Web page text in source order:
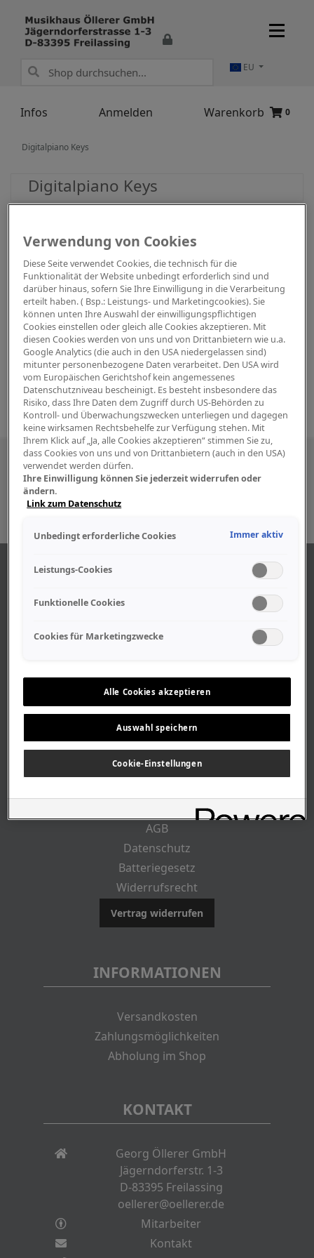
Infos Anmelden Warenkorb 0
EU
Digitalpiano Keys
Digitalpiano Keys
Besuchen Sie uns auch in den sozialen
Medien
Geschäftszeiten
Stellenangebote
Geschichte
RECHTLICHES
AGB
Datenschutz
Batteriegesetz
Widerrufsrecht
Vertrag widerrufen
INFORMATIONEN
Versandkosten
Zahlungsmöglichkeiten
Abholung im Shop
KONTAKT
Georg Öllerer GmbH
Jägerndorferstr. 1-3
D-83395 Freilassing
oellerer@oellerer.de
Mitarbeiter
Kontakt
Verwendung von Cookies
Diese Seite verwendet Cookies, die technisch für die
Funktionalität der Website unbedingt erforderlich sind und
darüber hinaus, sofern Sie Ihre Einwilligung in die Verarbeitung
erteilt haben. ( Bsp.: Leistungs- und Marketingcookies). Sie
können unten Ihre Auswahl der einwilligungspflichtigen
Cookies einstellen oder gleich alle Cookies akzeptieren. Mit
diesen Cookies werden von uns und von Drittanbietern wie u.a.
Google Analytics (die auch in den USA niedergelassen sind)
mitunter personenbezogene Daten verarbeitet. Den USA wird
vom Europäischen Gerichtshof kein angemessenes
Datenschutzniveau bescheinigt. Es besteht insbesondere das
Risiko, dass Ihre Daten dem Zugriff durch US-Behörden zu
Kontroll- und Überwachungszwecken unterliegen und dagegen
keine wirksamen Rechtsbehelfe zur Verfügung stehen. Mit
Ihrem Klick auf „Ja, alle Cookies akzeptieren“ stimmen Sie zu,
dass Cookies von uns und von Drittanbietern (auch in den USA)
verwendet werden dürfen.
Ihre Einwilligung können Sie jederzeit widerrufen oder
ändern.
Link zum Datenschutz
Unbedingt erforderliche Cookies Immer aktiv
Leistungs-Cookies
Funktionelle Cookies
Cookies für Marketingzwecke
Alle Cookies akzeptieren
Auswahl speichern
Cookie-Einstellungen